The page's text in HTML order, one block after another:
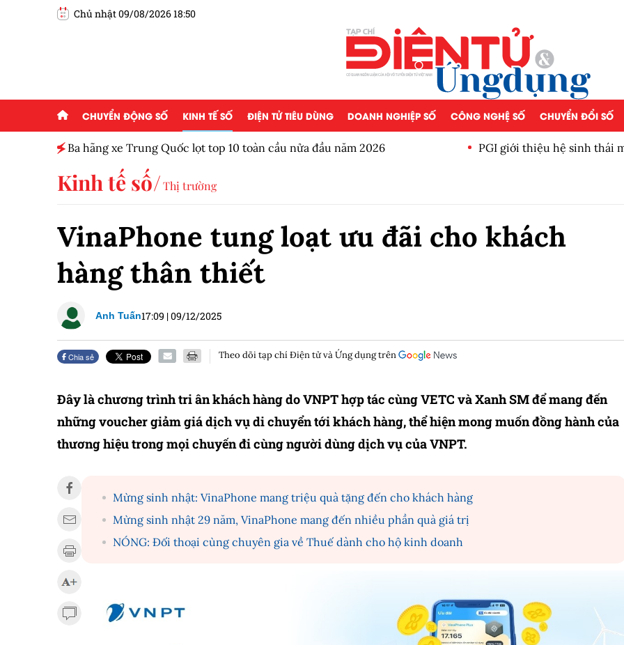
Chủ nhật 09/08/2026 18:50
CHUYỂN ĐỘNG SỐ KINH TẾ SỐ ĐIỆN TỬ TIÊU DÙNG DOANH NGHIỆP SỐ CÔNG NGHỆ SỐ CHUYỂN ĐỔI SỐ
Ba hãng xe Trung Quốc lọt top 10 toàn cầu nửa đầu năm 2026 PGI giới thiệu hệ sinh thái
Kinh tế số Thị trường
VinaPhone tung loạt ưu đãi cho khách
hàng thân thiết
Anh Tuấn17:09 |09/12/2025
Chia sẻ Theo dõi tạp chí Điện tử và Ứng dụng trên
Đây là chương trình tri ân khách hàng do VNPT hợp tác cùng VETC và Xanh SM để mang đến
những voucher giảm giá dịch vụ di chuyển tới khách hàng, thể hiện mong muốn đồng hành của
thương hiệu trong mọi chuyến đi cùng người dùng dịch vụ của VNPT.
Mừng sinh nhật: VinaPhone mang triệu quà tặng đến cho khách hàng
Mừng sinh nhật 29 năm, VinaPhone mang đến nhiều phần quà giá trị
NÓNG: Đối thoại cùng chuyên gia về Thuế dành cho hộ kinh doanh